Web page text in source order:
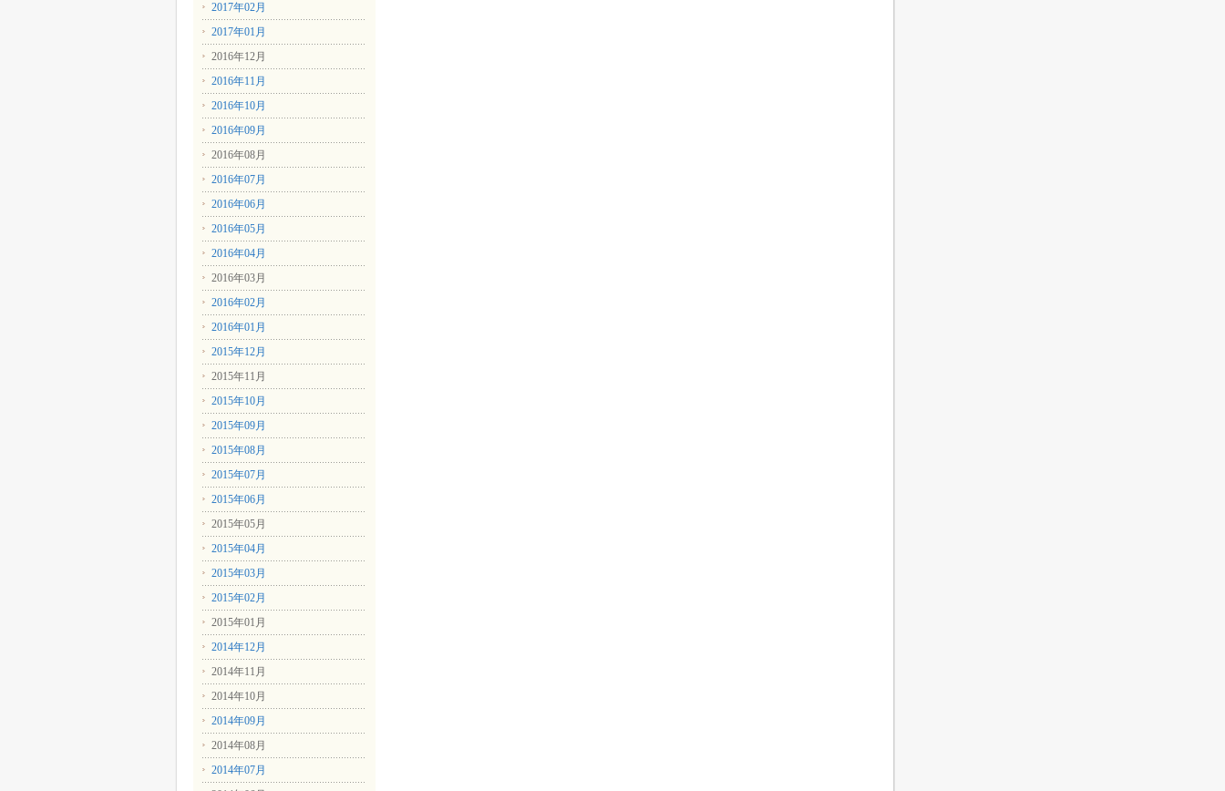
2017年02月
2017年01月
2016年12月
2016年11月
2016年10月
2016年09月
2016年08月
2016年07月
2016年06月
2016年05月
2016年04月
2016年03月
2016年02月
2016年01月
2015年12月
2015年11月
2015年10月
2015年09月
2015年08月
2015年07月
2015年06月
2015年05月
2015年04月
2015年03月
2015年02月
2015年01月
2014年12月
2014年11月
2014年10月
2014年09月
2014年08月
2014年07月